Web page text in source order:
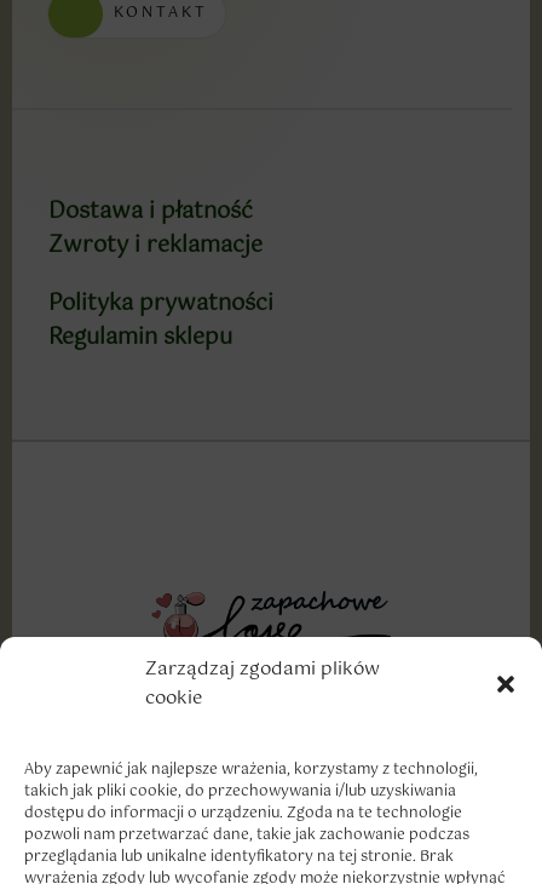
Zarządzaj zgodami plików
cookie
Aby zapewnić jak najlepsze wrażenia, korzystamy z technologii,
takich jak pliki cookie, do przechowywania i/lub uzyskiwania
dostępu do informacji o urządzeniu. Zgoda na te technologie
pozwoli nam przetwarzać dane, takie jak zachowanie podczas
przeglądania lub unikalne identyfikatory na tej stronie. Brak
wyrażenia zgody lub wycofanie zgody może niekorzystnie wpłynąć
KONTAKT
Dostawa i płatność
Zwroty i reklamacje
Polityka prywatności
Regulamin sklepu
szacunkiem.